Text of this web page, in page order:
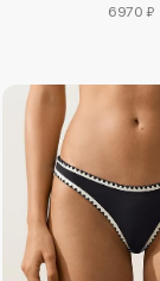
6970 ₽